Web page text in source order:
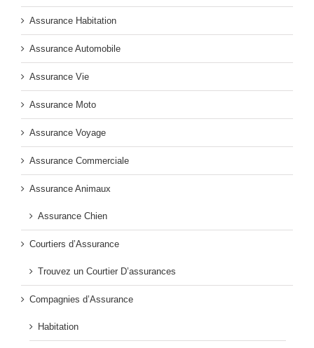
Assurance Habitation
Assurance Automobile
Assurance Vie
Assurance Moto
Assurance Voyage
Assurance Commerciale
Assurance Animaux
Assurance Chien
Courtiers d’Assurance
Trouvez un Courtier D’assurances
Compagnies d’Assurance
Habitation